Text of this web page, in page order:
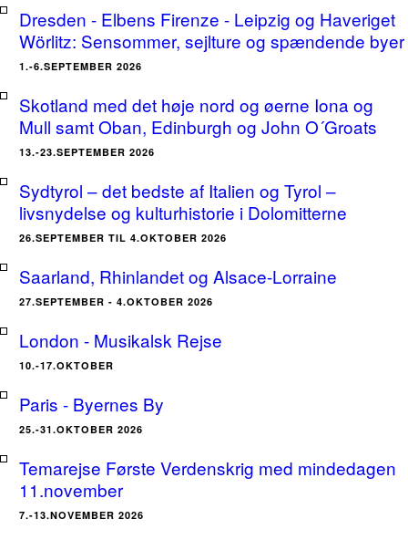
Dresden - Elbens Firenze - Leipzig og Haveriget
Wörlitz: Sensommer, sejlture og spændende byer
1.-6.SEPTEMBER 2026
Skotland med det høje nord og øerne Iona og
Mull samt Oban, Edinburgh og John O´Groats
13.-23.SEPTEMBER 2026
Sydtyrol – det bedste af Italien og Tyrol –
livsnydelse og kulturhistorie i Dolomitterne
26.SEPTEMBER TIL 4.OKTOBER 2026
Saarland, Rhinlandet og Alsace-Lorraine
27.SEPTEMBER - 4.OKTOBER 2026
London - Musikalsk Rejse
10.-17.OKTOBER
Paris - Byernes By
25.-31.OKTOBER 2026
Temarejse Første Verdenskrig med mindedagen
11.november
7.-13.NOVEMBER 2026